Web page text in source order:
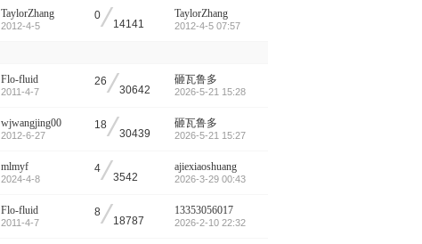
TaylorZhang
2012-4-5
0/14141
TaylorZhang
2012-4-5 07:57
Flo-fluid
2011-4-7
26/30642
砸瓦鲁多
2026-5-21 15:28
wjwangjing00
2012-6-27
18/30439
砸瓦鲁多
2026-5-21 15:27
mlmyf
2024-4-8
4/3542
ajiexiaoshuang
2026-3-29 00:43
Flo-fluid
2011-4-7
8/18787
13353056017
2026-2-10 22:32